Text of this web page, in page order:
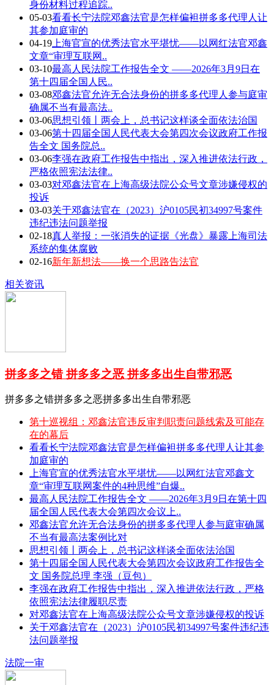
身份材料过程追踪..
05-03看看长宁法院邓鑫法官是怎样偏袒拼多多代理人让
其参加庭审的
04-19 上海官宣的优秀法官水平堪忧——以网红法官邓鑫
文章“审理互联网..
03-10最高人民法院工作报告全文 ——2026年3月9日在
第十四届全国人民..
03-08邓鑫法官允许无合法身份的拼多多代理人参与庭审
确属不当有最高法..
03-06思想引领丨两会上，总书记这样谈全面依法治国
03-06第十四届全国人民代表大会第四次会议政府工作报
告全文 国务院总..
03-06李强在政府工作报告中指出，深入推进依法行政，
严格依照宪法法律..
03-03对邓鑫法官在上海高级法院公众号文章涉嫌侵权的
投诉
03-03关于邓鑫法官在（2023）沪0105民初34997号案件
违纪违法问题举报
02-18真人举报：一张消失的证据《光盘》暴露上海司法
系统的集体腐败
02-16新年新想法——换一个思路告法官
相关资讯
拼多多之错 拼多多之恶 拼多多出生自带邪恶
拼多多之错拼多多之恶拼多多出生自带邪恶
第十巡视组：邓鑫法官违反审判职责问题线索及可能存
在的幕后
看看长宁法院邓鑫法官是怎样偏袒拼多多代理人让其参
加庭审的
上海官宣的优秀法官水平堪忧——以网红法官邓鑫文
章“审理互联网案件的4种思维”自爆..
最高人民法院工作报告全文 ——2026年3月9日在第十四
届全国人民代表大会第四次会议上..
邓鑫法官允许无合法身份的拼多多代理人参与庭审确属
不当有最高法案例比对
思想引领丨两会上，总书记这样谈全面依法治国
第十四届全国人民代表大会第四次会议政府工作报告全
文 国务院总理 李强（豆包）
李强在政府工作报告中指出，深入推进依法行政，严格
依照宪法法律履职尽责
对邓鑫法官在上海高级法院公众号文章涉嫌侵权的投诉
关于邓鑫法官在（2023）沪0105民初34997号案件违纪违
法问题举报
法院一审